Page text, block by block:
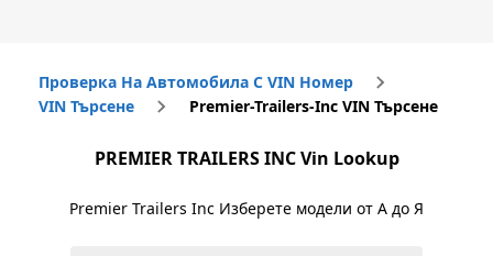
Проверка На Автомобила С VIN Номер
VIN Търсене
Premier-Trailers-Inc VIN Търсене
PREMIER TRAILERS INC Vin Lookup
Premier Trailers Inc Изберете модели от А до Я